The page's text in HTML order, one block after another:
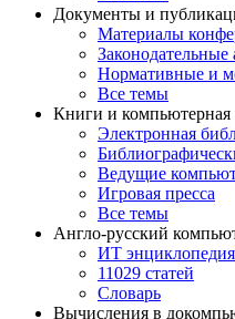
Документы и
Материалы
Нормативные и
Все темы
Книги и компьютерная
Электронная
Ведущие
Игровая пресса
Все темы
Англо-русский
ИТ энциклопедия
11029 статей
Словарь
Вычисления в